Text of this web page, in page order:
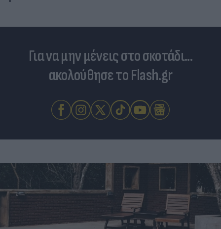
Για να μην μένεις στο σκοτάδι...
ακολούθησε το Flash.gr